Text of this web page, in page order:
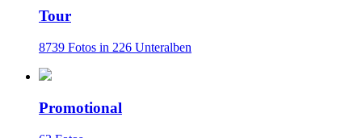
Tour
8739 Fotos in 226 Unteralben
Promotional